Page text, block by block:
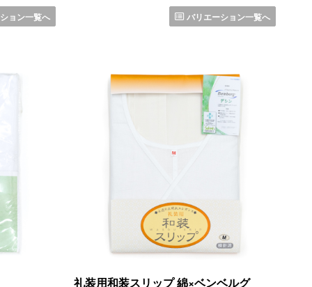
ョン一覧へ バリエーション一覧へ
礼装用和装スリップ 綿×ベンベルグ